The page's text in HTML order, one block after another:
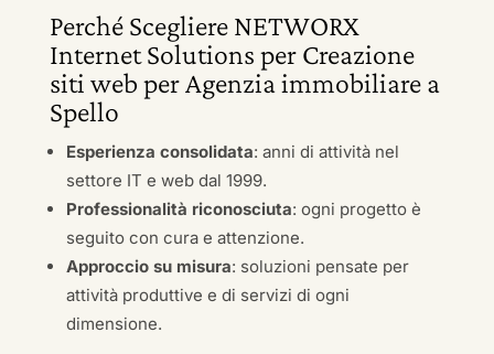
Perché Scegliere NETWORX
Internet Solutions per Creazione
siti web per Agenzia immobiliare a
Spello
Esperienza consolidata: anni di attività nel
settore IT e web dal 1999.
Professionalità riconosciuta: ogni progetto è
seguito con cura e attenzione.
Approccio su misura: soluzioni pensate per
attività produttive e di servizi di ogni
dimensione.